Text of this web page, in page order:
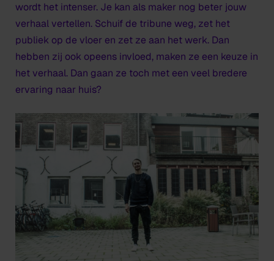
wordt het intenser. Je kan als maker nog beter jouw
verhaal vertellen. Schuif de tribune weg, zet het
publiek op de vloer en zet ze aan het werk. Dan
hebben zij ook opeens invloed, maken ze een keuze in
het verhaal. Dan gaan ze toch met een veel bredere
ervaring naar huis?